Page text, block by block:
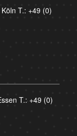
T.: +49 (0)
T.: +49 (0)